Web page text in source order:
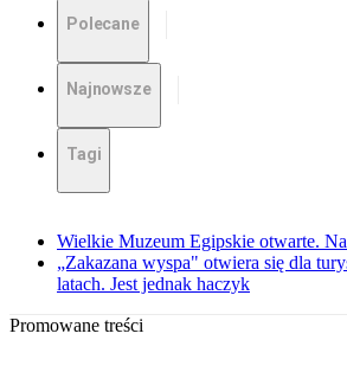
Polecane
Najnowsze
Tagi
Wielkie Muzeum Egipskie otwarte.
„Zakazana wyspa" otwiera się dla
latach. Jest jednak haczyk
Promowane treści